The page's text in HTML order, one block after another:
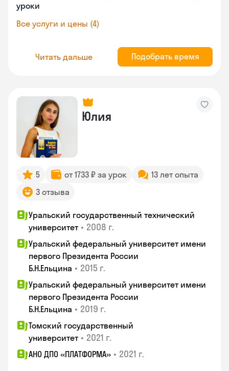
уроки
Все услуги и цены (4)
Читать дальше Подобрать время
Юлия
5 от 1733 ₽ за урок
13 лет опыта
3 отзыва
Уральский государственный технический
университет • 2008 г.
Уральский федеральный университет имени
первого Президента России
Б.Н.Ельцина • 2015 г.
Уральский федеральный университет имени
первого Президента России
Б.Н.Ельцина • 2019 г.
Томский государственный
университет • 2021 г.
АНО ДПО «ПЛАТФОРМА» • 2021 г.